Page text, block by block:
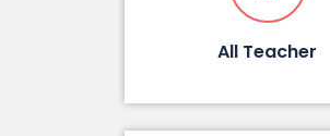
All Teacher